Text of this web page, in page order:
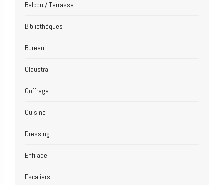
Balcon / Terrasse
Bibliothèques
Bureau
Claustra
Coffrage
Cuisine
Dressing
Enfilade
Escaliers